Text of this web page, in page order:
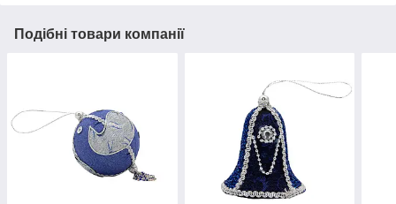
Подібні товари компанії